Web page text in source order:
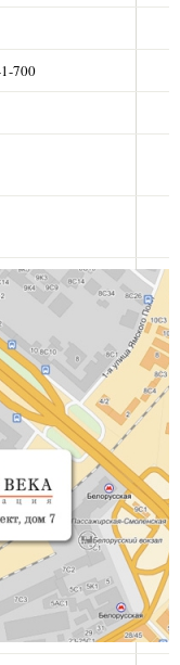
700